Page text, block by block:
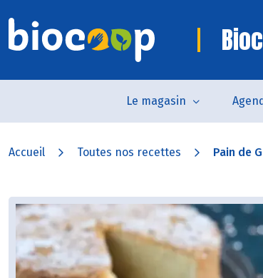
Le magasin
Accueil Toutes nos recettes Pain de